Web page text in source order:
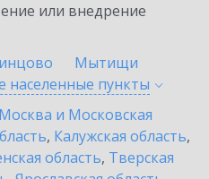
или внедрение
Мытищи
населенные пункты
Москва и Московская
, Калужская область,
область, Тверская